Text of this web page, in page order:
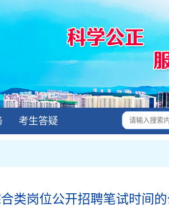
考生答疑
类岗位公开招聘笔试时间